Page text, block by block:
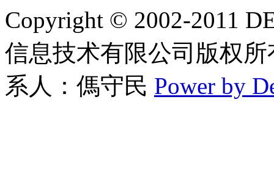
Copyright © 2002-2011
信息技术有限公司版权所
系人：傌守民 Power by